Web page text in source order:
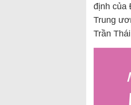
định của
Trung
Trần